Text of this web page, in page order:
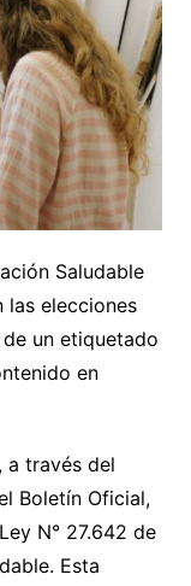
Saludable
las elecciones
un etiquetado
en
a través del
Boletín Oficial,
N° 27.642 de
Esta